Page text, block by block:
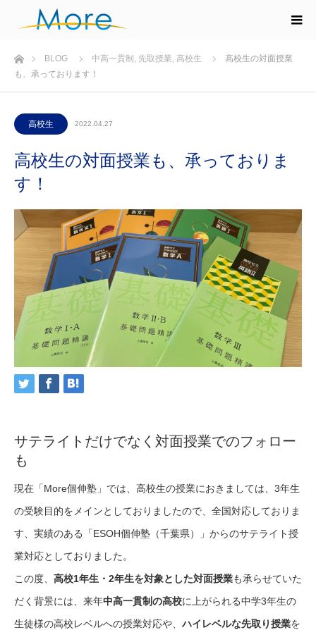
ホームBLOG 中高一貫制 , 先取授業, 高校生
高校生の対面授業
も、承っております！
高校生 2022.04.27
高校生の対面授業も、承っておりま
す！
サテライトだけでなく対面授業でのフォロー
も
現在「More個伸塾」では、高校生の授業におきましては、3年生
の受験目的をメインとしておりましたので、全国対応しておりま
す、実績のある「ESOH個伸塾（千葉県）」からのサテライト授
業対応としておりました。
この度、 高校1年生・2年生を対象とした対面授業も承らせていた
だく背景には、来年中高一貫制の高校に上がられる中学3年生の
生徒様の高校レベルへの授業対応や、ハイレベルな先取り授業を